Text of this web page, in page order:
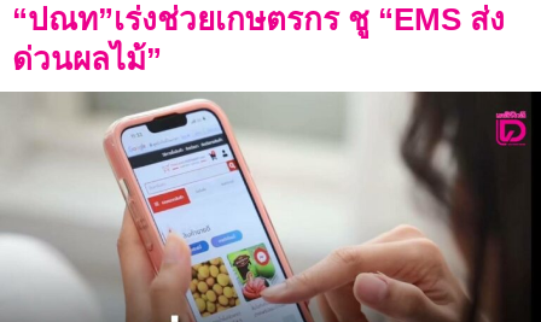
“ปณท”เร่งช่วยเกษตรกร ชู “EMS ส่ง
ด่วนผลไม้”